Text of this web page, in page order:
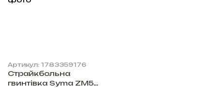
Артикул: 1783359176
Cтрайкбольна
гвинтівка Syma ZM51